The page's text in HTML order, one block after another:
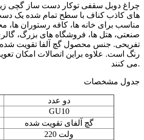
چراغ دوبل سقفی توکار دست ساز گچی
های کاذب کناف با سطح تمام شده یک
مناسب برای خانه ها، کافه رستوران ها،
صنعتی، هتل ها، فروشگاه های بزرگ،
تفریحی. جنس محصول گچ آلفا تقویت شده
رنگ است. علاوه براین اتصالات امکان
می کنند.
جدول مشخصات
دو عدد
GU10
گچ آلفای تقویت شده
220 ولت